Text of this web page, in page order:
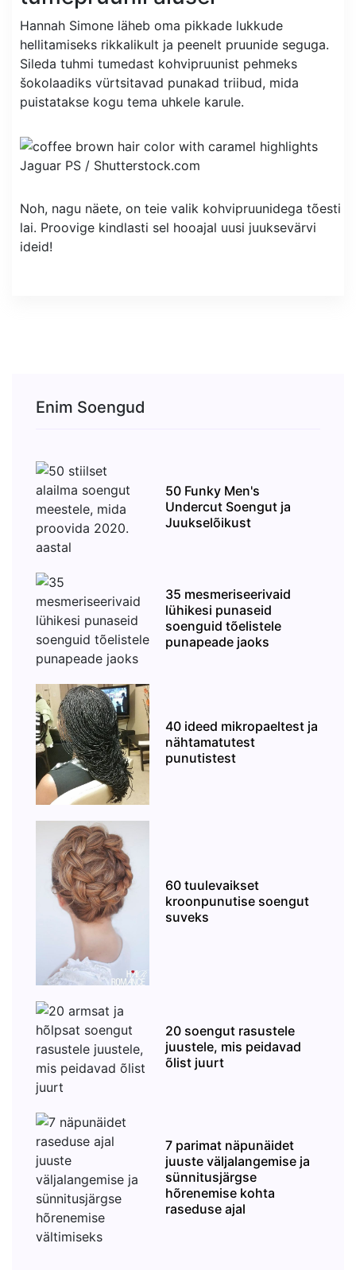
Hannah Simone läheb oma pikkade lukkude
hellitamiseks rikkalikult ja peenelt pruunide seguga.
Sileda tuhmi tumedast kohvipruunist pehmeks
šokolaadiks vürtsitavad punakad triibud, mida
puistatakse kogu tema uhkele karule.
Jaguar PS / Shutterstock.com
Noh, nagu näete, on teie valik kohvipruunidega tõesti
lai. Proovige kindlasti sel hooajal uusi juuksevärvi
ideid!
Enim Soengud
50 Funky Men's
Undercut Soengut ja
Juukselõikust
35 mesmeriseerivaid
lühikesi punaseid
soenguid tõelistele
punapeade jaoks
40 ideed mikropaeltest ja
nähtamatutest
punutistest
60 tuulevaikset
kroonpunutise soengut
suveks
20 soengut rasustele
juustele, mis peidavad
õlist juurt
7 parimat näpunäidet
juuste väljalangemise ja
sünnitusjärgse
hõrenemise kohta
raseduse ajal